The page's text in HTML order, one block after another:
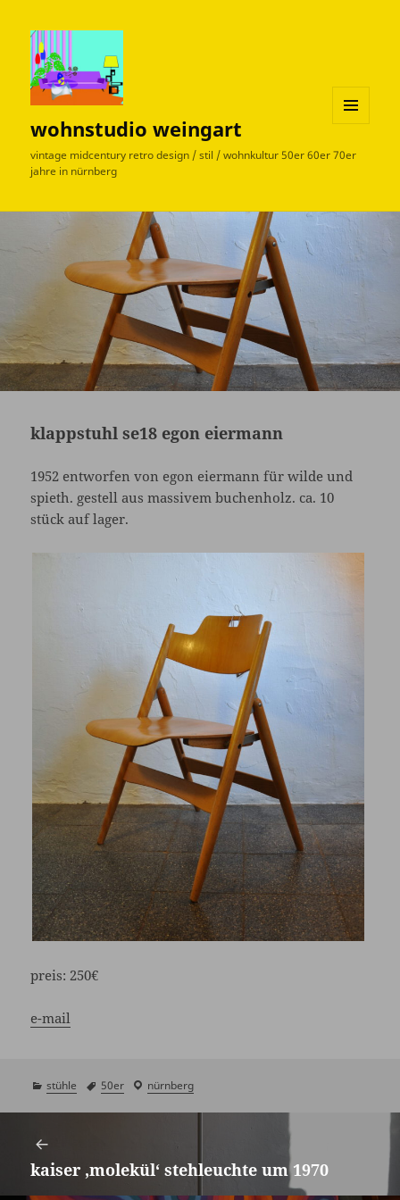
wohnstudio weingart
vintage midcentury retro design / stil / wohnkultur 50er 60er 70er
jahre in nürnberg
WIDGETS
klappstuhl se18 egon eiermann
1952 entworfen von egon eiermann für wilde und
spieth. gestell aus massivem buchenholz. ca. 10
stück auf lager.
preis: 250€
e-mail
kategorien
stühle schlagwörter
50er
laden
nürnberg
Vorheriger
Beitrag:
kaiser ‚molekül‘ stehleuchte um 1970